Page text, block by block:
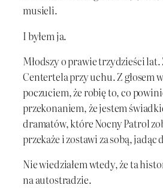
musieli.
I byłem ja.
Młodszy o prawie trzydzieści
Centertela przy uchu. Z głosem
poczuciem, że robię to, co
przekonaniem, że jestem
dramatów, które Nocny Patrol
przekaże i zostawi za sobą, jadąc
Nie wiedziałem wtedy, że ta
na autostradzie.